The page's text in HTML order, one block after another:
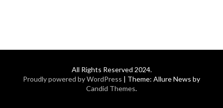
All Rights Reserved 2024.
Proudly powered by WordPress | Theme: Allure News by
Candid Themes.